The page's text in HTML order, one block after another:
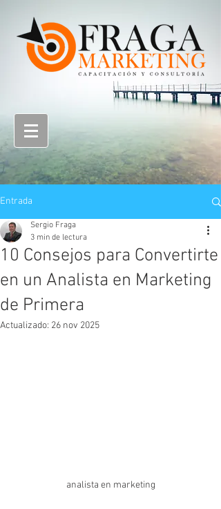
Entrada
10 Consejos para Convertirte
en un Analista en Marketing
de Primera
Sergio Fraga
3 min de lectura
Actualizado: 26 nov 2025
analista en marketing